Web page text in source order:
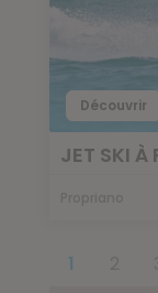
Découvrir
JET SKI À
1